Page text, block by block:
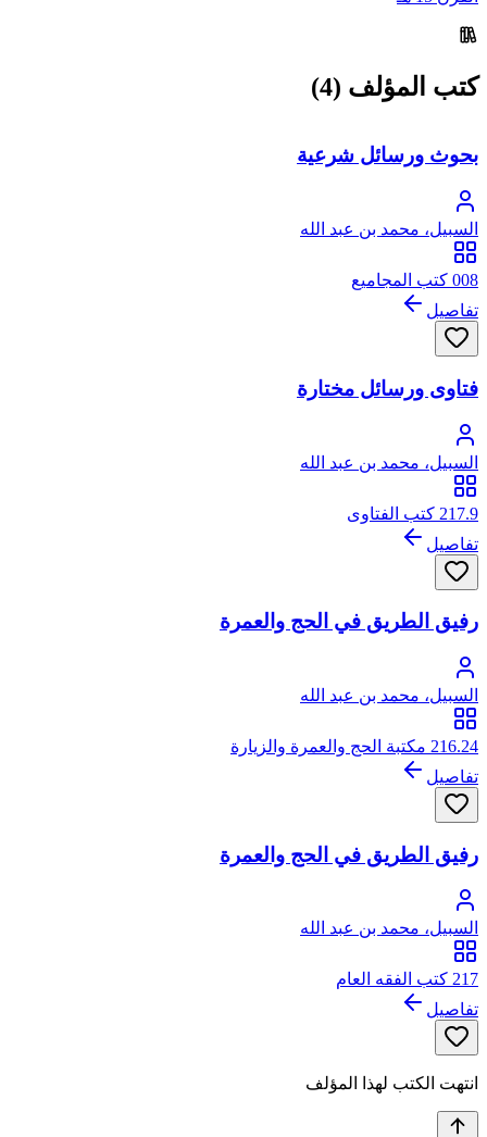
كتب المؤلف (4)
بحوث ورسائل شرعية
السبيل، محمد بن عبد الله
008 كتب المجاميع
تفاصيل
فتاوى ورسائل مختارة
السبيل، محمد بن عبد الله
217.9 كتب الفتاوى
تفاصيل
رفيق الطريق في الحج والعمرة
السبيل، محمد بن عبد الله
216.24 مكتبة الحج والعمرة والزيارة
تفاصيل
رفيق الطريق في الحج والعمرة
السبيل، محمد بن عبد الله
217 كتب الفقه العام
تفاصيل
انتهت الكتب لهذا المؤلف